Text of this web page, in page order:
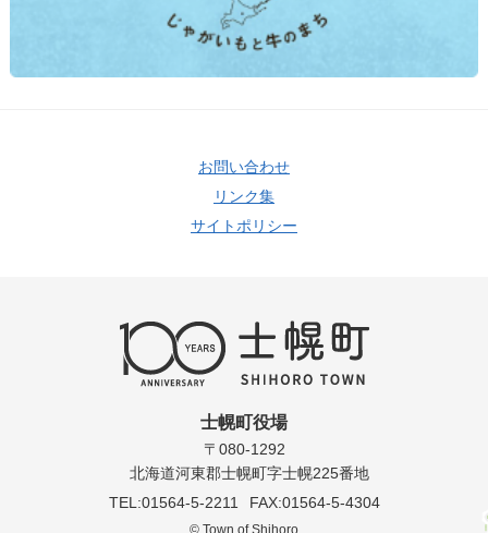
お問い合わせ
リンク集
サイトポリシー
士幌町役場
〒080-1292
北海道河東郡士幌町字士幌225番地
TEL:01564-5-2211
FAX:01564-5-4304
© Town of Shihoro